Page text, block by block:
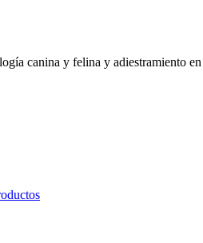
canina y felina y adiestramiento